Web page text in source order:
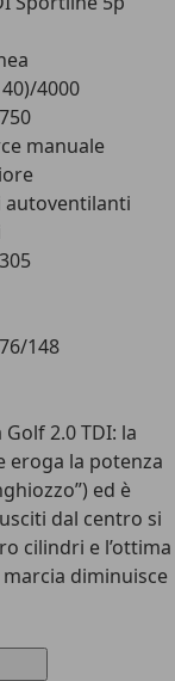
4000
manuale
autoventilanti
148
2.0 TDI: la
eroga la potenza
ed è
dal centro si
cilindri e l’ottima
diminuisce